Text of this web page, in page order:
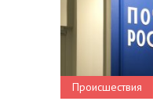
Происшествия